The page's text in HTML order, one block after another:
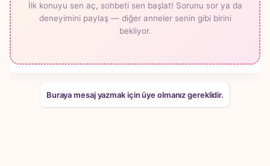
İlk konuyu sen aç, sohbeti sen başlat! Sorunu sor ya da
deneyimini paylaş — diğer anneler senin gibi birini
bekliyor.
Buraya mesaj yazmak için üye olmanız gereklidir.